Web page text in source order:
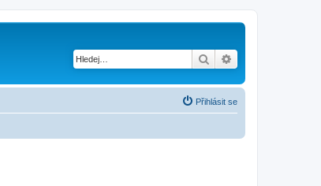
Hledat
Přihlásit se